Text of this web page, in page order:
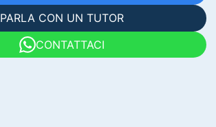
PARLA CON UN TUTOR
CONTATTACI